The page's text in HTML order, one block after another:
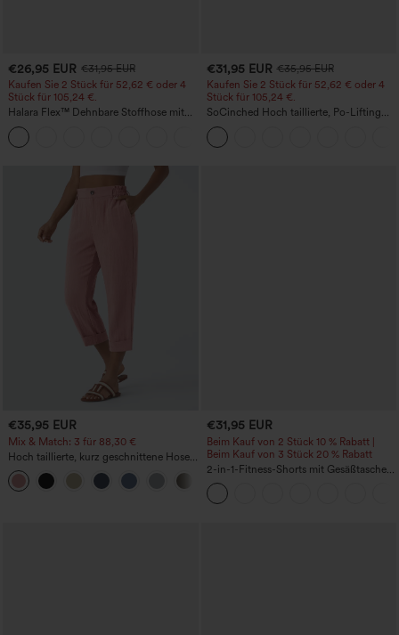
€26,95 EUR €31,95 EUR
Kaufen Sie 2 Stück für 52,62 € oder 4
Stück für 105,24 €.
Halara Flex™ Dehnbare Stoffhose mit
hohem Bund, Waffelmuster,
Seitentaschen und weitem Bein
€31,95 EUR €35,95 EUR
Kaufen Sie 2 Stück für 52,62 € oder 4
Stück für 105,24 €.
SoCinched Hoch taillierte, Po-Lifting
7/8-Trainingsleggings mit
Bauchkontrolle und Seitentaschen
€35,95 EUR
Mix & Match: 3 für 88,30 €
Hoch taillierte, kurz geschnittene Hose
mit Reißverschlusstasche in Leinenoptik
€31,95 EUR
Beim Kauf von 2 Stück 10 % Rabatt |
Beim Kauf von 3 Stück 20 % Rabatt
2-in-1-Fitness-Shorts mit Gesäßtasche
und seitlicher versteckter Tasche 6,3 cm